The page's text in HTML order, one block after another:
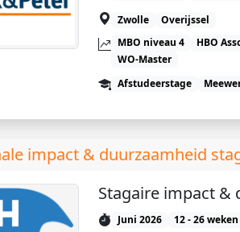
Zwolle
Overijssel
MBO niveau 4
HBO
WO-Master
Afstudeerstage
impact & duurzaamheid
Stagaire impact &
Juni 2026 12 - 26 weken